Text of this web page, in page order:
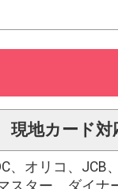
現地カード対
、オリコ、JCB
スター、ダイナ